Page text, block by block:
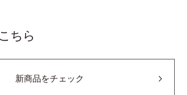
ちら
新商品をチェック